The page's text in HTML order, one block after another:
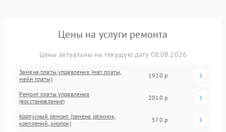
Цены на услуги ремонта
Цены актуальны на текущую дату 08.08.2026
Замена платы управления (мат.платы,
мейн платы)
1920 р
Ремонт платы управления
(восстановление)
2010 р
Корпусный ремонт (замена резинок,
креплений, кнопок)
570 р